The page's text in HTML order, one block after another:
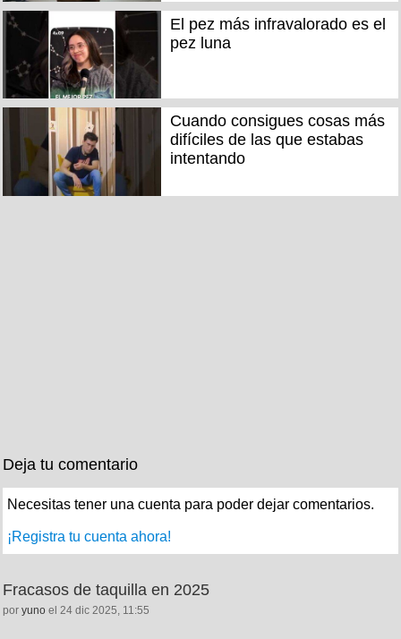
El pez más infravalorado es el
pez luna
Cuando consigues cosas más
difíciles de las que estabas
intentando
Deja tu comentario
Necesitas tener una cuenta para poder dejar comentarios.
¡Registra tu cuenta ahora!
Fracasos de taquilla en 2025
por yuno el 24 dic 2025, 11:55